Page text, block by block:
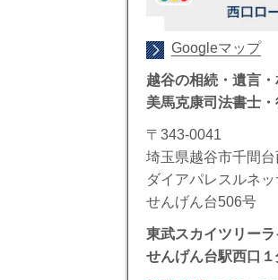
Googleマップ
越谷の相続・遺言
美馬克康司法書士
〒343-0041
埼玉県越谷市千間
ダイアパレスルネッ
せんげん台506号
東武スカイツリー
せんげん台駅西口１